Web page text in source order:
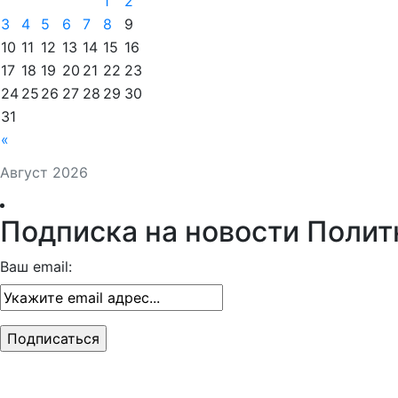
Август 2026
«
3
4 5 6 7 8
9
10 11 12 13 14 15 16
17 18 19 20 21 22 23
24 25 26 27 28 29 30
31
Подписка на новости
Ваш email: